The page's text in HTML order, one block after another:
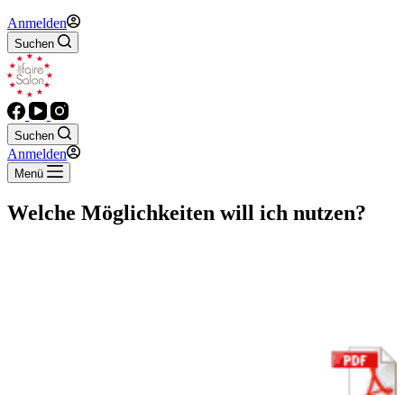
Anmelden
Suchen
Suchen
Anmelden
Menü
Welche Möglichkeiten will ich nutzen?